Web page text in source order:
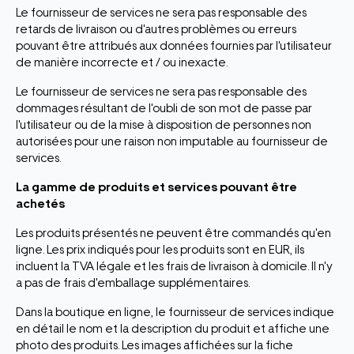
Le fournisseur de services ne sera pas responsable des
retards de livraison ou d'autres problèmes ou erreurs
pouvant être attribués aux données fournies par l'utilisateur
de manière incorrecte et / ou inexacte.
Le fournisseur de services ne sera pas responsable des
dommages résultant de l'oubli de son mot de passe par
l'utilisateur ou de la mise à disposition de personnes non
autorisées pour une raison non imputable au fournisseur de
services.
La gamme de produits et services pouvant être
achetés
Les produits présentés ne peuvent être commandés qu'en
ligne. Les prix indiqués pour les produits sont en EUR, ils
incluent la TVA légale et les frais de livraison à domicile. Il n'y
a pas de frais d'emballage supplémentaires.
Dans la boutique en ligne, le fournisseur de services indique
en détail le nom et la description du produit et affiche une
photo des produits. Les images affichées sur la fiche